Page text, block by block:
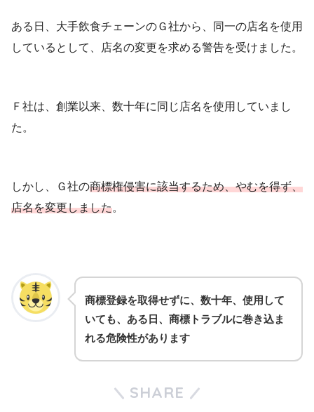
ある日、大手飲食チェーンのＧ社から、同一の店名を使用
しているとして、店名の変更を求める警告を受けました。
Ｆ社は、創業以来、数十年に同じ店名を使用していまし
た。
しかし、Ｇ社の商標権侵害に該当するため、やむを得ず、
店名を変更しました。
商標登録を取得せずに、数十年、使用して
いても、ある日、商標トラブルに巻き込ま
れる危険性があります
SHARE